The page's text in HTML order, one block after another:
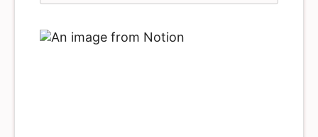
りが酷くて解消したら良いなということで、分割されて
常に愛着もあるのですが、体を壊してしまっては仕方が